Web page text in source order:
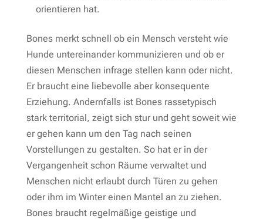
orientieren hat.
Bones merkt schnell ob ein Mensch versteht wie
Hunde untereinander kommunizieren und ob er
diesen Menschen infrage stellen kann oder nicht.
Er braucht eine liebevolle aber konsequente
Erziehung. Andernfalls ist Bones rassetypisch
stark territorial, zeigt sich stur und geht soweit wie
er gehen kann um den Tag nach seinen
Vorstellungen zu gestalten. So hat er in der
Vergangenheit schon Räume verwaltet und
Menschen nicht erlaubt durch Türen zu gehen
oder ihm im Winter einen Mantel an zu ziehen.
Bones braucht regelmäßige geistige und